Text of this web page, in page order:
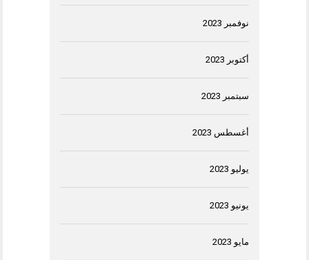
نوفمبر 2023
أكتوبر 2023
سبتمبر 2023
أغسطس 2023
يوليو 2023
يونيو 2023
مايو 2023